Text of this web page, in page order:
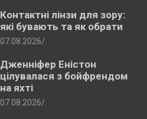
Контактні лінзи для зору:
які бувають та як обрати
07.08.2026 .
Дженніфер Еністон
цілувалася з бойфрендом
на яхті
07.08.2026 .